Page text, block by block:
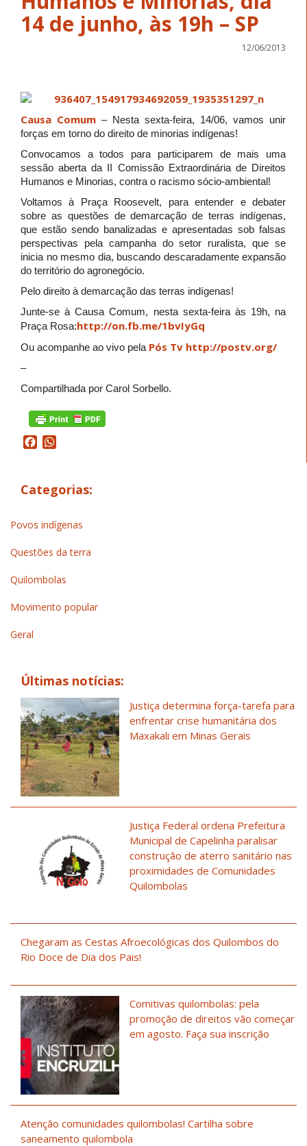
14 de junho, às 19h – SP
12/06/2013
Causa Comum – Nesta sexta-feira, 14/06, vamos unir
forças em torno do direito de minorias indígenas!
Convocamos a todos para participarem de mais uma
sessão aberta da II Comissão Extraordinária de Direitos
Humanos e Minorias, contra o racismo sócio-ambiental!
Voltamos à Praça Roosevelt, para entender e debater
sobre as questões de demarcação de terras indígenas,
que estão sendo banalizadas e apresentadas sob falsas
perspectivas pela campanha do setor ruralista, que se
inicia no mesmo dia, buscando descaradamente expansão
do território do agronegócio.
Pelo direito à demarcação das terras indígenas!
Junte-se à Causa Comum, nesta sexta-feira às 19h, na
Praça Rosa:http://on.fb.me/1bvIyGq
Ou acompanhe ao vivo pela Pós Tv http://postv.org/
–
Compartilhada por Carol Sorbello.
Facebook
Categorias:
Povos indígenas
Questões da terra
Quilombolas
Movimento popular
Geral
Últimas notícias:
Justiça determina força-tarefa para
enfrentar crise humanitária dos
Maxakali em Minas Gerais
Justiça Federal ordena Prefeitura
Municipal de Capelinha paralisar
construção de aterro sanitário nas
proximidades de Comunidades
Quilombolas
Chegaram as Cestas Afroecológicas dos Quilombos do
Rio Doce de Dia dos Pais!
Comitivas quilombolas: pela
promoção de direitos vão começar
em agosto. Faça sua inscrição
Atenção comunidades quilombolas! Cartilha sobre
saneamento quilombola